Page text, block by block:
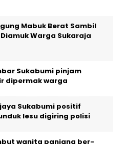
Mabuk Berat Sambil
Warga Sukaraja
Sukabumi pinjam
dipermak warga
Sukabumi positif
lesu digiring polisi
wanita panjang ber-